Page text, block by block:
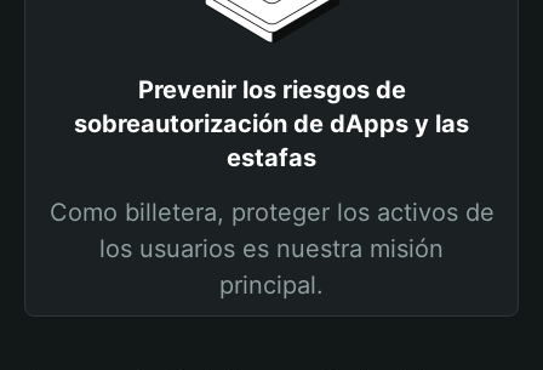
Prevenir los riesgos de
sobreautorización de dApps y las
estafas
Como billetera, proteger los activos de
los usuarios es nuestra misión
principal.